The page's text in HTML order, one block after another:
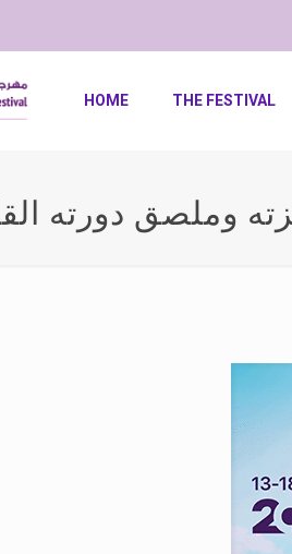
HOME THE FESTIVAL
وملصق دورته